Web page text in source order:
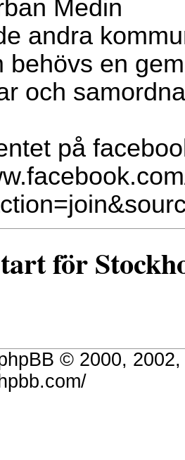
Medin
andra
behövs en
och
på
för
© 2000,